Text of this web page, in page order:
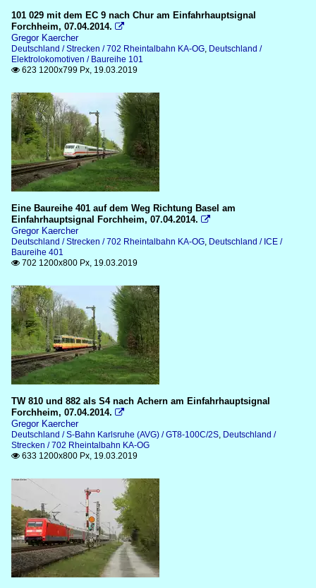
GT8-100D/2S-M RB
Saarbahn
Sonstiges
Gleisbaufahrzeuge
TGV
TGV 2N2
101 029 mit dem EC 9 nach Chur am Einfahrhauptsignal
Forchheim, 07.04.2014. 
Gregor Kaercher
Deutschland / Strecken / 702 Rheintalbahn KA-OG, Deutschland /
Elektrolokomotiven / Baureihe 101
 623 1200x799 Px, 19.03.2019
Eine Baureihe 401 auf dem Weg Richtung Basel am
Einfahrhauptsignal Forchheim, 07.04.2014. 
Gregor Kaercher
Deutschland / Strecken / 702 Rheintalbahn KA-OG, Deutschland / ICE /
Baureihe 401
 702 1200x800 Px, 19.03.2019
TW 810 und 882 als S4 nach Achern am Einfahrhauptsignal
Forchheim, 07.04.2014. 
Gregor Kaercher
Deutschland / S-Bahn Karlsruhe (AVG) / GT8-100C/2S, Deutschland /
Strecken / 702 Rheintalbahn KA-OG
 633 1200x800 Px, 19.03.2019